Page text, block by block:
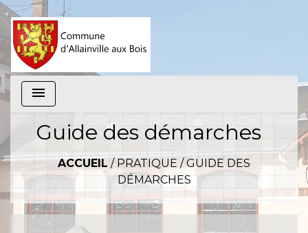
menu
Guide des démarches
ACCUEIL / PRATIQUE /GUIDE DES
DÉMARCHES